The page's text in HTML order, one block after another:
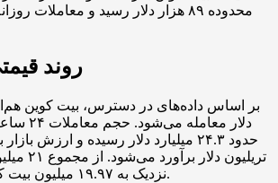
محدوده ۸۹ هزار دلار رسید و معاملات
روند
دلار
تریلیون
نزدیک به ۱۹.۹۷ میلیون بیت کوین در گردش است.